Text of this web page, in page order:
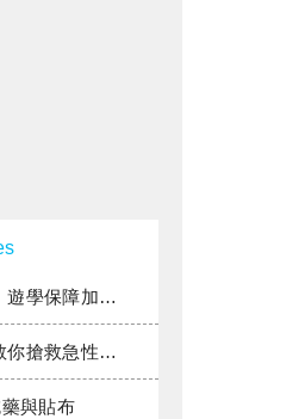
」專案加碼遠距醫療與緊急救援
救急性疼痛
與貼布